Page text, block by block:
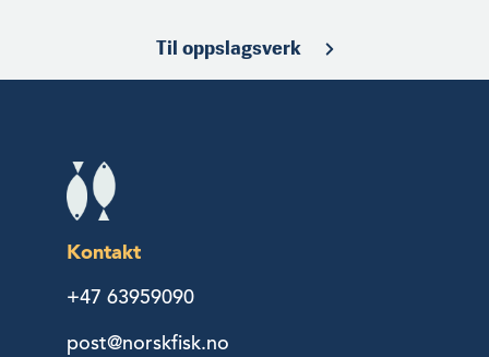
Til oppslagsverk
Kontakt
+47 63959090
post@norskfisk.no